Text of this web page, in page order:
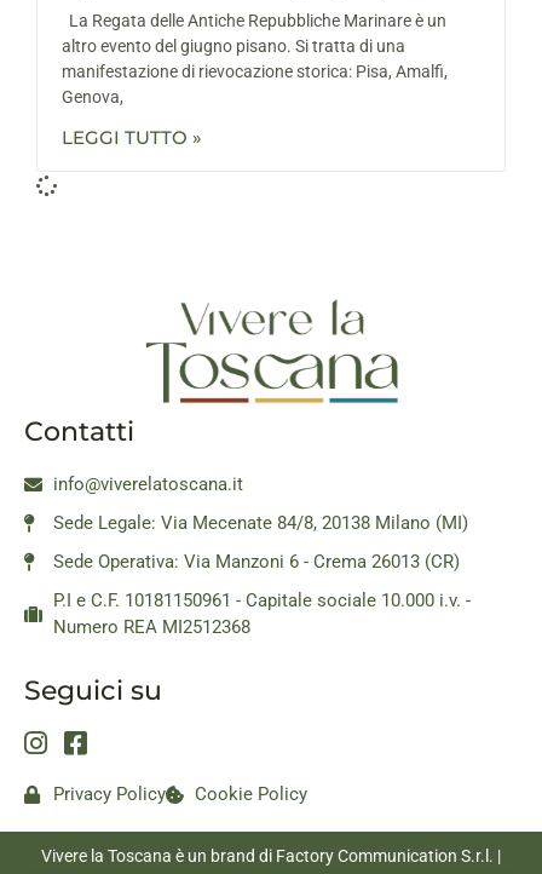
La Regata delle Antiche Repubbliche Marinare è un
altro evento del giugno pisano. Si tratta di una
manifestazione di rievocazione storica: Pisa, Amalfi,
Genova,
LEGGI TUTTO »
Contatti
info@viverelatoscana.it
Sede Legale: Via Mecenate 84/8, 20138 Milano (MI)
Sede Operativa: Via Manzoni 6 - Crema 26013 (CR)
P.I e C.F. 10181150961 - Capitale sociale 10.000 i.v. -
Numero REA MI2512368
Seguici su
Privacy Policy Cookie Policy
Vivere la Toscana è un brand di Factory Communication S.r.l. |